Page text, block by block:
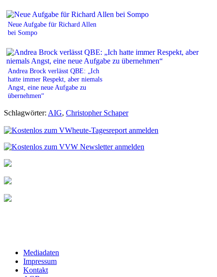
Neue Aufgabe für Richard Allen
bei Sompo
Andrea Brock verlässt QBE: „Ich
hatte immer Respekt, aber niemals
Angst, eine neue Aufgabe zu
übernehmen“
Schlagwörter: AIG, Christopher Schaper
Mediadaten
Impressum
Kontakt